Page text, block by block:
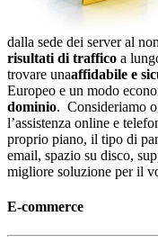
dalla sede dei server al
risultati di traffico a
trovare unaaffidabile e
Europeo e un modo
dominio. Consideriamo
l’assistenza online e
proprio piano, il tipo di
email, spazio su disco,
migliore soluzione per il
E-commerce